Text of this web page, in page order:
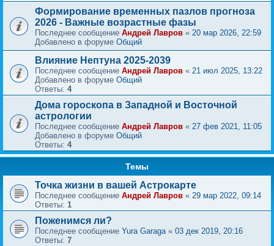
Формирование временных пазлов прогноза
2026 - Важные возрастные фазы
Последнее сообщение Андрей Лавров « 20 мар 2026, 22:59
Добавлено в форуме Общий
Влияние Нептуна 2025-2039
Последнее сообщение Андрей Лавров « 21 июл 2025, 13:22
Добавлено в форуме Общий
Ответы: 4
Дома гороскопа в Западной и Восточной
астрологии
Последнее сообщение Андрей Лавров « 27 фев 2021, 11:05
Добавлено в форуме Общий
Ответы: 4
Темы
Точка жизни в вашей Астрокарте
Последнее сообщение Андрей Лавров « 29 мар 2022, 09:14
Ответы: 1
Поженимся ли?
Последнее сообщение Yura Garaga« 03 дек 2019, 20:16
Ответы: 7